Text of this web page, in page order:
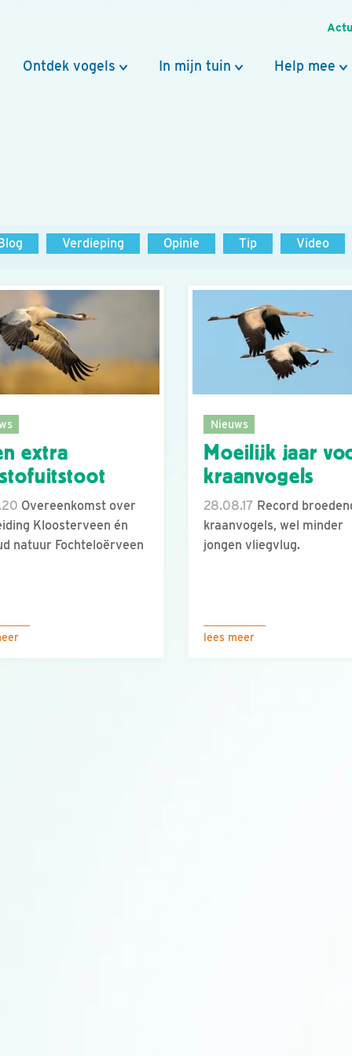
Ontdek vogels In mijn tuin Help mee
Verdieping Opinie Tip Video
extra
Overeenkomst over
Kloosterveen én
natuur Fochteloërveen
Nieuws
Moeilijk jaar
kraanvogels
28.08.17 Record
kraanvogels, wel minder
jongen vliegvlug.
lees meer